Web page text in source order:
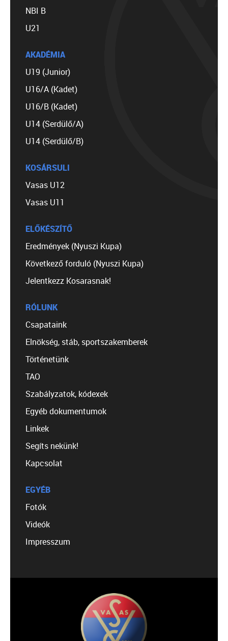
NBI B
U21
AKADÉMIA
U19 (Junior)
U16/A (Kadet)
U16/B (Kadet)
U14 (Serdülő/A)
U14 (Serdülő/B)
KOSÁRSULI
Vasas U12
Vasas U11
ELŐKÉSZÍTŐ
Eredmények (Nyuszi Kupa)
Következő forduló (Nyuszi Kupa)
Jelentkezz Kosarasnak!
RÓLUNK
Csapataink
Elnökség, stáb, sportszakemberek
Történetünk
TAO
Szabályzatok, kódexek
Egyéb dokumentumok
Linkek
Segíts nekünk!
Kapcsolat
EGYÉB
Fotók
Videók
Impresszum